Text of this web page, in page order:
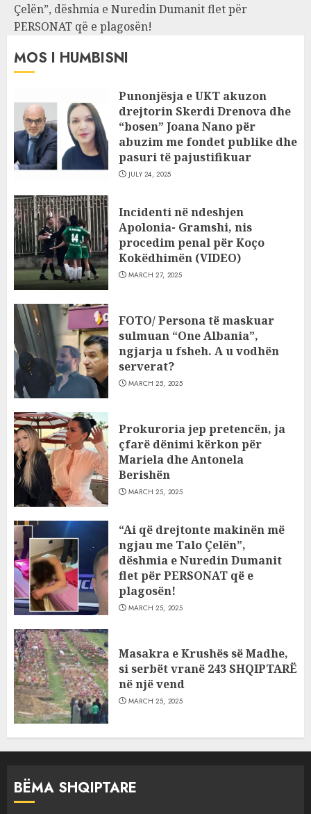
Çelën”, dëshmia e Nuredin Dumanit flet për
PERSONAT që e plagosën!
MOS I HUMBISNI
Punonjësja e UKT akuzon
drejtorin Skerdi Drenova dhe
“bosen” Joana Nano për
abuzim me fondet publike dhe
pasuri të pajustifikuar
JULY 24, 2025
Incidenti në ndeshjen
Apolonia- Gramshi, nis
procedim penal për Koço
Kokëdhimën (VIDEO)
MARCH 27, 2025
FOTO/ Persona të maskuar
sulmuan “One Albania”,
ngjarja u fsheh. A u vodhën
serverat?
MARCH 25, 2025
Prokuroria jep pretencën, ja
çfarë dënimi kërkon për
Mariela dhe Antonela
Berishën
MARCH 25, 2025
“Ai që drejtonte makinën më
ngjau me Talo Çelën”,
dëshmia e Nuredin Dumanit
flet për PERSONAT që e
plagosën!
MARCH 25, 2025
Masakra e Krushës së Madhe,
si serbët vranë 243 SHQIPTARË
në një vend
MARCH 25, 2025
BËMA SHQIPTARE